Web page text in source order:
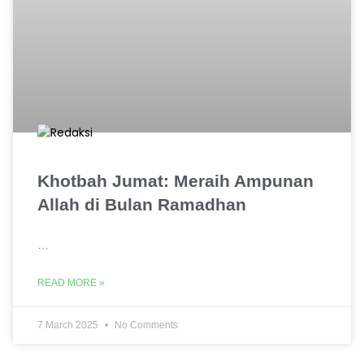
Khotbah Jumat: Meraih Ampunan
Allah di Bulan Ramadhan
READ MORE »
7 March 2025 No Comments